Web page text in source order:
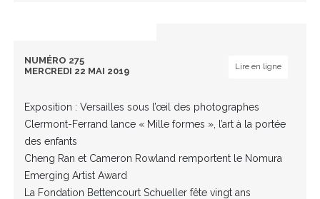
NUMÉRO 275
MERCREDI 22 MAI 2019
Lire en ligne
Exposition : Versailles sous l’œil des photographes
Clermont-Ferrand lance « Mille formes », l’art à la portée
des enfants
Cheng Ran et Cameron Rowland remportent le Nomura
Emerging Artist Award
La Fondation Bettencourt Schueller fête vingt ans